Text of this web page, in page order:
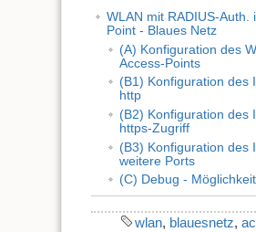
WLAN mit RADIUS-Auth.
Point - Blaues Netz
(A) Konfiguration des
Access-Points
(B1) Konfiguration des
http
(B2) Konfiguration des
https-Zugriff
(B3) Konfiguration des
weitere Ports
(C) Debug -
wlan, blauesnetz,